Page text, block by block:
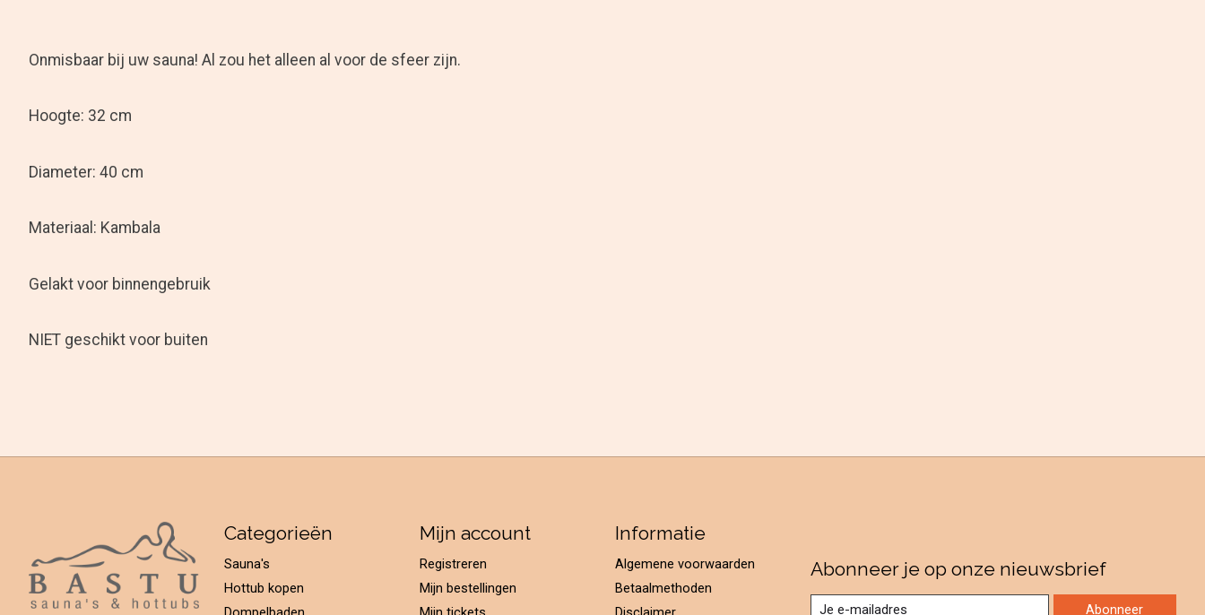
Onmisbaar bij uw sauna! Al zou het alleen al voor de sfeer zijn.
Hoogte: 32 cm
Diameter: 40 cm
Materiaal: Kambala
Gelakt voor binnengebruik
NIET geschikt voor buiten
Categorieën
Sauna's
Hottub kopen
Mijn account
Registreren
Mijn bestellingen
Informatie
Algemene voorwaarden
Betaalmethoden
Abonneer je op onze nieuwsbrief
Abonneer